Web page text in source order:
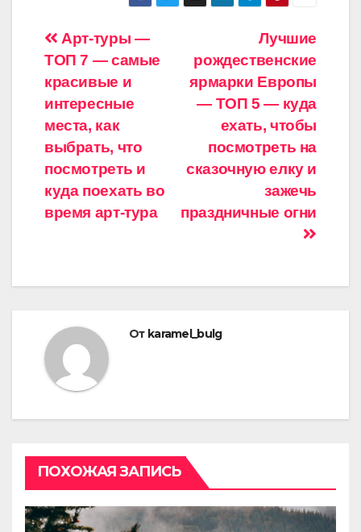
Навигация
по
записям
Лучшие
рождественские
ярмарки Европы
— ТОП 5 — куда
ехать, чтобы
посмотреть на
сказочную елку и
зажечь
праздничные огни
Арт-туры —
ТОП 7 — самые
красивые и
интересные
места, как
выбрать, что
посмотреть и
куда поехать во
время арт-тура
От karamel_bulg
ПОХОЖАЯ ЗАПИСЬ